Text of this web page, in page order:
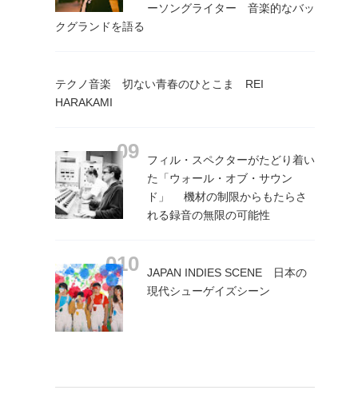
ーソングライター 音楽的なバッ
クグランドを語る
テクノ音楽 切ない青春のひとこま REI
HARAKAMI
フィル・スペクターがたどり着い
た「ウォール・オブ・サウン
ド」 機材の制限からもたらさ
れる録音の無限の可能性
JAPAN INDIES SCENE 日本の
現代シューゲイズシーン